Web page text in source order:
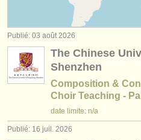
instruments volés
annuaires:
orchestres et l'opéra
conservatoires
orchestres de jeunes
musicalchairs:
masterclass direction
(59)
degree courses: chef
concours de chef d'orchestre
prix: chef de chant
Publié: 03 août 2026
The Chinese
Shenzhen
Composition &
Choir Teaching -
date limite: n/a
Publié: 16 juil. 2026